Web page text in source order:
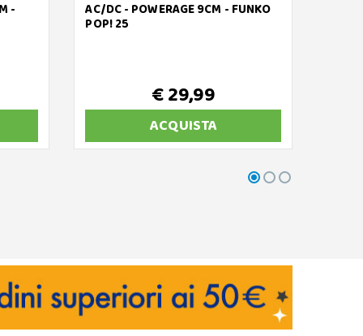
- AC/DC - POWERAGE 9CM - FUNKO
POP! 25
€ 29,99
ACQUISTA